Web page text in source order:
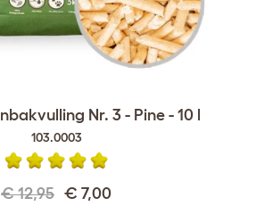
Nr. 3 - Pine - 10 l
103.0003
€ 12,95 € 7,00